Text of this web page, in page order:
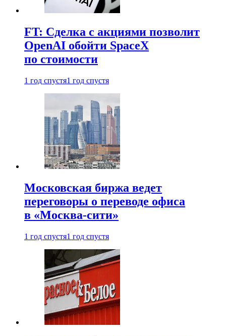
FT: Сделка с акциями позволит
OpenAI обойти SpaceX
по стоимости
1 год спустя1 год спустя
Московская биржа ведет
переговоры о переводе офиса
в «Москва-сити»
1 год спустя1 год спустя